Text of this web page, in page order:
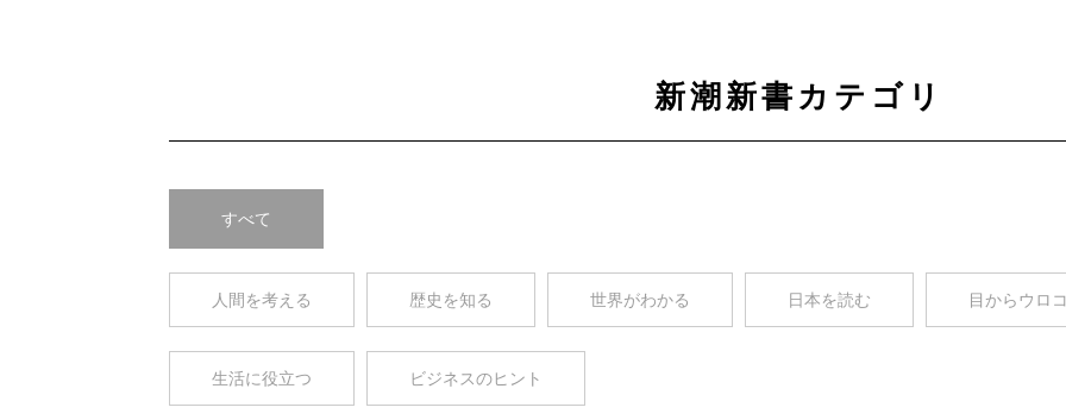
新潮新書カテゴリ
すべて
人間を考える 歴史を知る 世界がわかる 日本を読む 目からウロコ
生活に役立つ ビジネスのヒント